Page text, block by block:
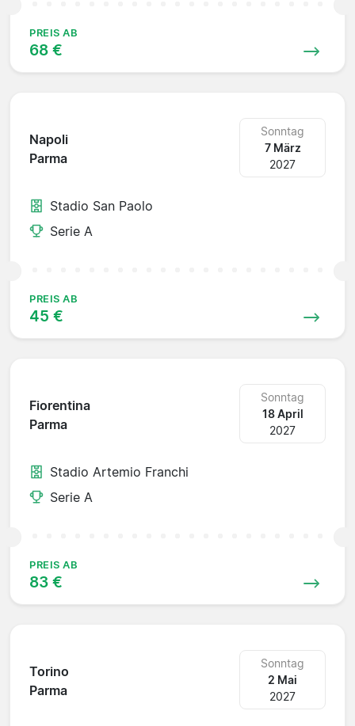
PREIS AB
68 €
Napoli
Parma
Sonntag
7 März
2027
Stadio San Paolo
Serie A
PREIS AB
45 €
Fiorentina
Parma
Sonntag
18 April
2027
Stadio Artemio Franchi
Serie A
PREIS AB
83 €
Torino
Parma
Sonntag
2 Mai
2027